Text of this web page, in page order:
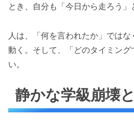
とき、自分も「今日から走ろう」
人は、「何を言われたか」では
動く。そして、「どのタイミング
い。
静かな学級崩壊